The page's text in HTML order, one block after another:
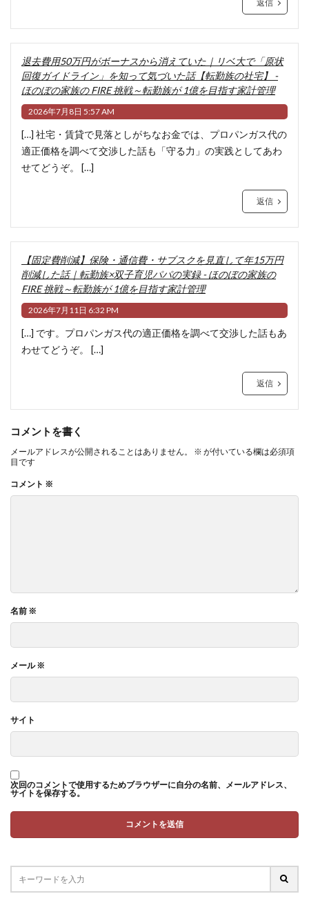
返信
退去費用50万円がボーナスから消えていた｜リベ大で「原状
回復ガイドライン」を知って気づいた話【転勤族の社宅】 -
ほのぼの家族の FIRE 挑戦～転勤族が 1億を目指す家計管理
2026年7月8日 5:57 AM
[…] 社宅・賃貸で見落としがちなお金では、プロパンガス代の
適正価格を調べて交渉した話も「守る力」の実践としてあわ
せてどうぞ。 […]
返信
【固定費削減】保険・通信費・サブスクを見直して年15万円
削減した話｜転勤族×双子育児パパの実録 - ほのぼの家族の
FIRE 挑戦～転勤族が 1億を目指す家計管理
2026年7月11日 6:32 PM
[…] です。プロパンガス代の適正価格を調べて交渉した話もあ
わせてどうぞ。 […]
返信
コメントを書く
メールアドレスが公開されることはありません。 ※ が付いている欄は必須項
目です
コメント ※
名前 ※
メール※
サイト
次回のコメントで使用するためブラウザーに自分の名前、メールアドレス、
サイトを保存する。